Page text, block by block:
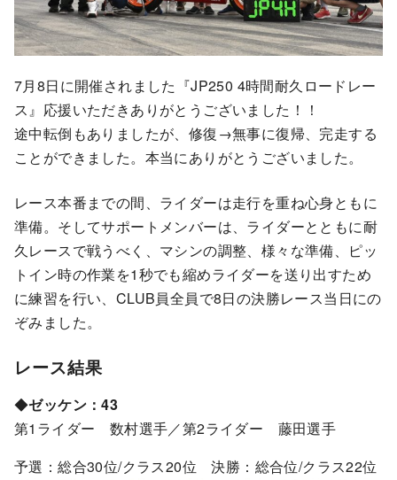
7月8日に開催されました『JP250 4時間耐久ロードレー
ス』応援いただきありがとうございました！！
途中転倒もありましたが、修復→無事に復帰、完走する
ことができました。本当にありがとうございました。
レース本番までの間、ライダーは走行を重ね心身ともに
準備。そしてサポートメンバーは、ライダーとともに耐
久レースで戦うべく、マシンの調整、様々な準備、ピッ
トイン時の作業を1秒でも縮めライダーを送り出すため
に練習を行い、CLUB員全員で8日の決勝レース当日にの
ぞみました。
レース結果
◆ゼッケン：43
第1ライダー 数村選手／第2ライダー 藤田選手
予選：総合30位/クラス20位 決勝：総合位/クラス22位